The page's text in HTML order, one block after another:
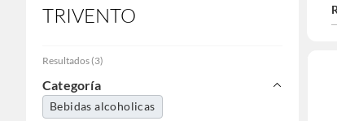
TRIVENTO
Resultados (3)
Categoría
Bebidas alcoholicas